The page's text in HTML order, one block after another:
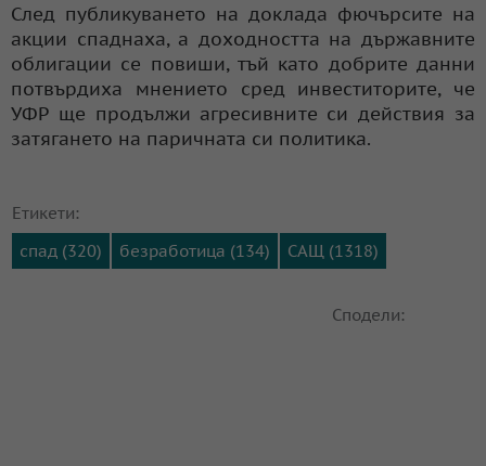
След публикуването на доклада фючърсите на
акции спаднаха, а доходността на държавните
облигации се повиши, тъй като добрите данни
потвърдиха мнението сред инвеститорите, че
УФР ще продължи агресивните си действия за
затягането на паричната си политика.
Етикети:
спад (320)
безработица (134) САЩ (1318)
Сподели: